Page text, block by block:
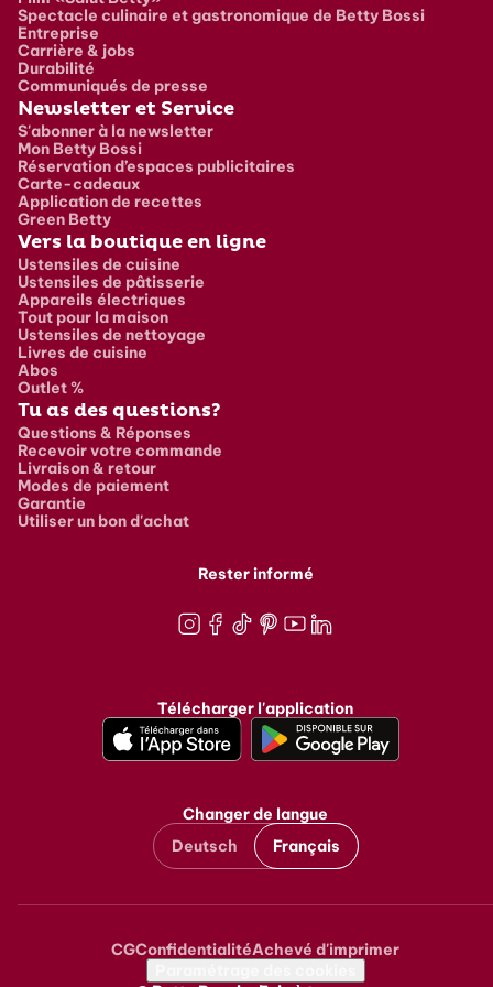
Spectacle culinaire et gastronomique de Betty Bossi
Entreprise
Carrière & jobs
Durabilité
Communiqués de presse
Newsletter et Service
S'abonner à la newsletter
Mon Betty Bossi
Réservation d’espaces publicitaires
Carte-cadeaux
Application de recettes
Green Betty
Vers la boutique en ligne
Ustensiles de cuisine
Ustensiles de pâtisserie
Appareils électriques
Tout pour la maison
Ustensiles de nettoyage
Livres de cuisine
Abos
Outlet %
Tu as des questions?
Questions & Réponses
Recevoir votre commande
Livraison & retour
Modes de paiement
Garantie
Utiliser un bon d'achat
Rester informé
Télécharger l'application
Changer de langue
Deutsch
Français
Metanavigation
CGConfidentialitéAchevé d'imprimer